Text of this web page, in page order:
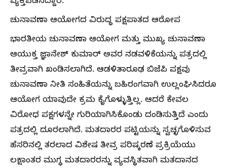
ಚುನಾವಣಾ ಆಯೋಗದ ವಿರುದ್ಧ ಪಕ್ಷಪಾತದ ಆರೋಪ
ಭಾರತೀಯ ಚುನಾವಣಾ ಆಯೋಗ ಮತ್ತು ಮುಖ್ಯ ಚುನಾವಣಾ
ಆಯುಕ್ತ ಜ್ಞಾನೇಶ್ ಕುಮಾರ್ ಅವರ ನಡವಳಿಕೆಯನ್ನು ಪತ್ರದಲ್ಲಿ
ತೀವ್ರವಾಗಿ ಖಂಡಿಸಲಾಗಿದೆ. ಆಡಳಿತಾರೂಢ ಬಿಜೆಪಿ ಪಕ್ಷವು
ಚುನಾವಣಾ ನೀತಿ ಸಂಹಿತೆಯನ್ನು ಬಹಿರಂಗವಾಗಿ ಉಲ್ಲಂಘಿಸಿದರೂ
ಆಯೋಗ ಯಾವುದೇ ಕ್ರಮ ಕೈಗೊಳ್ಳುತ್ತಿಲ್ಲ. ಆದರೆ ಕೇವಲ
ವಿರೋಧ ಪಕ್ಷಗಳನ್ನೇ ಗುರಿಯಾಗಿಸಿಕೊಂಡು ದಂಡಿಸುತ್ತಿದೆ ಎಂದು
ಪತ್ರದಲ್ಲಿ ದೂರಲಾಗಿದೆ. ಮತದಾರರ ಪಟ್ಟಿಯನ್ನು ಸ್ವಚ್ಛಗೊಳಿಸುವ
ಹೆಸರಿನಲ್ಲಿ ತರಲಾದ ವಿಶೇಷ ತೀವ್ರ ಪರಿಷ್ಕರಣೆ ಪ್ರಕ್ರಿಯೆಯು
ಲಕ್ಷಾಂತರ ಮುಗ್ಧ ಮತದಾರರನ್ನು ವ್ಯವಸ್ಥಿತವಾಗಿ ಮತದಾನದ